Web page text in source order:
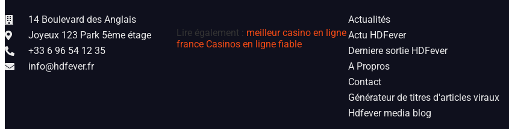
14 Boulevard des Anglais
Joyeux 123 Park 5ème étage
+33 6 96 54 12 35
info@hdfever.fr
Lire également : meilleur casino en ligne
france Casinos en ligne fiable
Actualités
Actu HDFever
Derniere sortie HDFever
A Propros
Contact
Générateur de titres d'articles viraux
Hdfever media blog